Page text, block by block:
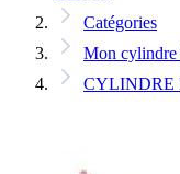
Catégories
Mon cylindre
CYLINDRE